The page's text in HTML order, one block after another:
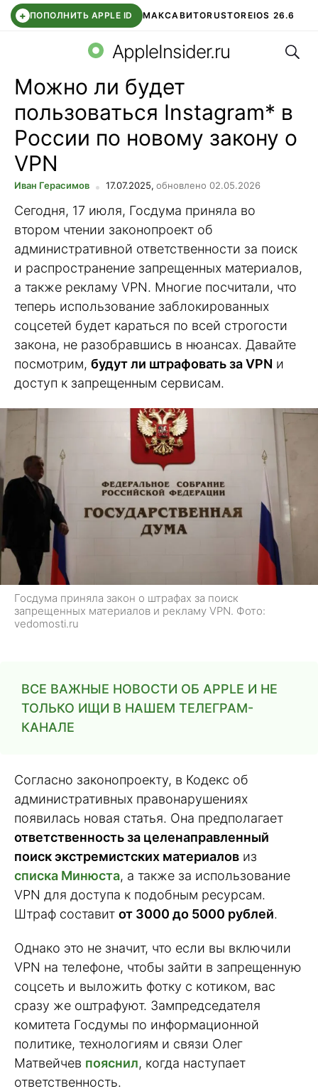
+ ПОПОЛНИТЬ APPLE ID МАКСАВИТОRUSTOREIOS 26.6
СБЕР КИДС ВТБ ОНЛАЙН ЧАТ В ROBLOX
AppleInsider.ru
Можно ли будет
пользоваться Instagram* в
России по новому закону о
VPN
Иван Герасимов 17.07.2025, обновлено 02.05.2026
Сегодня, 17 июля, Госдума приняла во
втором чтении законопроект об
административной ответственности за поиск
и распространение запрещенных материалов,
а также рекламу VPN. Многие посчитали, что
теперь использование заблокированных
соцсетей будет караться по всей строгости
закона, не разобравшись в нюансах. Давайте
посмотрим, будут ли штрафовать за VPN и
доступ к запрещенным сервисам.
Госдума приняла закон о штрафах за поиск
запрещенных материалов и рекламу VPN. Фото:
vedomosti.ru
ВСЕ ВАЖНЫЕ НОВОСТИ ОБ APPLE И НЕ
ТОЛЬКО ИЩИ В НАШЕМ ТЕЛЕГРАМ-
КАНАЛЕ
Согласно законопроекту, в Кодекс об
административных правонарушениях
появилась новая статья. Она предполагает
ответственность за целенаправленный
поиск экстремистских материалов из
списка Минюста, а также за использование
VPN для доступа к подобным ресурсам.
Штраф составит от 3000 до 5000 рублей.
Однако это не значит, что если вы включили
VPN на телефоне, чтобы зайти в запрещенную
соцсеть и выложить фотку с котиком, вас
сразу же оштрафуют. Зампредседателя
комитета Госдумы по информационной
политике, технологиям и связи Олег
Матвейчев пояснил, когда наступает
ответственность.